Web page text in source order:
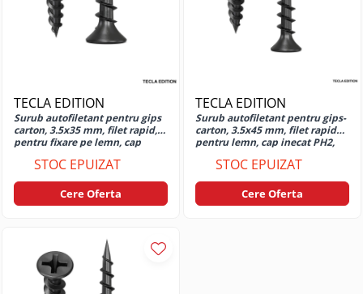
Huse si protectii pentru Motorola
Moto G35
Huse si protectii pentru Motorola
Huse si protectii pentru Motorola
Moto G51
Huse si protectii pentru Motorola
Moto G52
Huse si protectii pentru Motorola
Moto G54 4G
Huse si protectii pentru Motorola
Moto G54 5G
Moto G54 Power Edition
Huse si protectii pentru Motorola
Moto G55
TECLA EDITION
Surub autofiletant pentru gips
carton, 3.5x35 mm, filet rapid,
pentru fixare pe lemn, cap
STOC EPUIZAT
Cere Oferta
TECLA EDITION
Surub autofiletant pentru gips-
carton, 3.5x45 mm, filet rapid
pentru lemn, cap inecat PH2,
STOC EPUIZAT
Cere Oferta